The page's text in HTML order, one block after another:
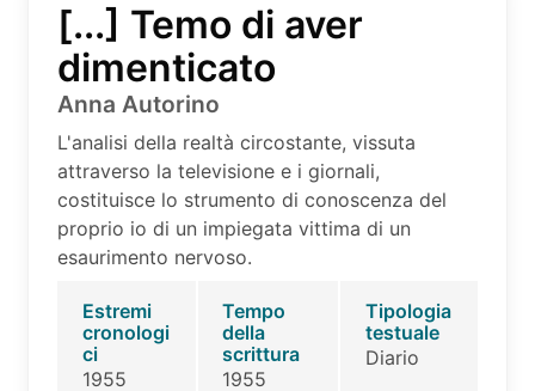
[...] Temo di aver
dimenticato
Anna Autorino
L'analisi della realtà circostante, vissuta
attraverso la televisione e i giornali,
costituisce lo strumento di conoscenza del
proprio io di un impiegata vittima di un
esaurimento nervoso.
Estremi
cronologi
ci
1955
Tempo
della
scrittura
1955
Tipologia
testuale
Diario